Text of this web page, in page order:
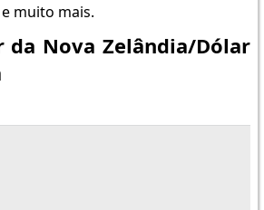
muito mais.
da Nova Zelândia/Dólar